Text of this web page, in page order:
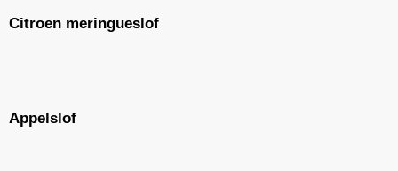
Citroen meringueslof
Appelslof